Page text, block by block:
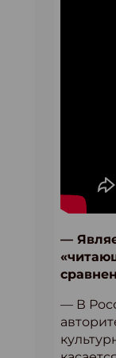
—
— В